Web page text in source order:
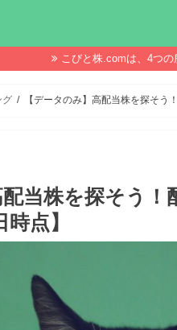
こびと株.comは、4つ
グ 【データのみ】高配当株を探そう
配当株を探そう
点】